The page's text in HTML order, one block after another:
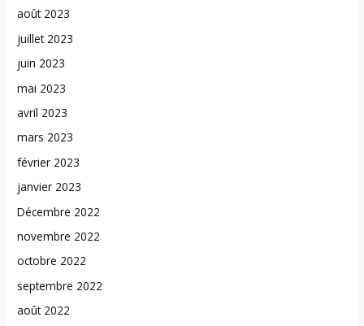
août 2023
juillet 2023
juin 2023
mai 2023
avril 2023
mars 2023
février 2023
janvier 2023
Décembre 2022
novembre 2022
octobre 2022
septembre 2022
août 2022